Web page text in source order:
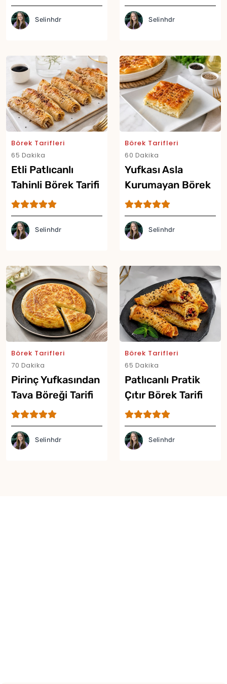
Selinhdr Selinhdr
Börek Tarifleri
65 Dakika
Etli Patlıcanlı
Tahinli Börek Tarifi
Selinhdr
Börek Tarifleri
60 Dakika
Yufkası Asla
Kurumayan Börek
Tarifi
Selinhdr
Börek Tarifleri
70 Dakika
Pirinç Yufkasından
Tava Böreği Tarifi
Selinhdr
Börek Tarifleri
65 Dakika
Patlıcanlı Pratik
Çıtır Börek Tarifi
Selinhdr